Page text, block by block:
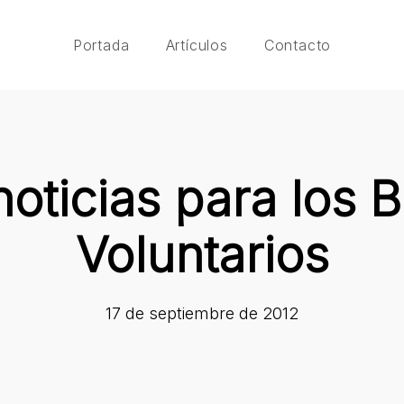
Portada Artículos Contacto
para los
Voluntarios
17 de septiembre de 2012